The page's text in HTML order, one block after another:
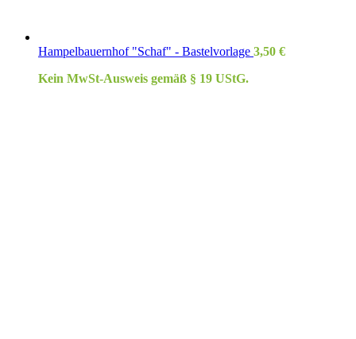
Hampelbauernhof "Schaf" - Bastelvorlage 3,50 €
Kein MwSt-Ausweis gemäß § 19 UStG.